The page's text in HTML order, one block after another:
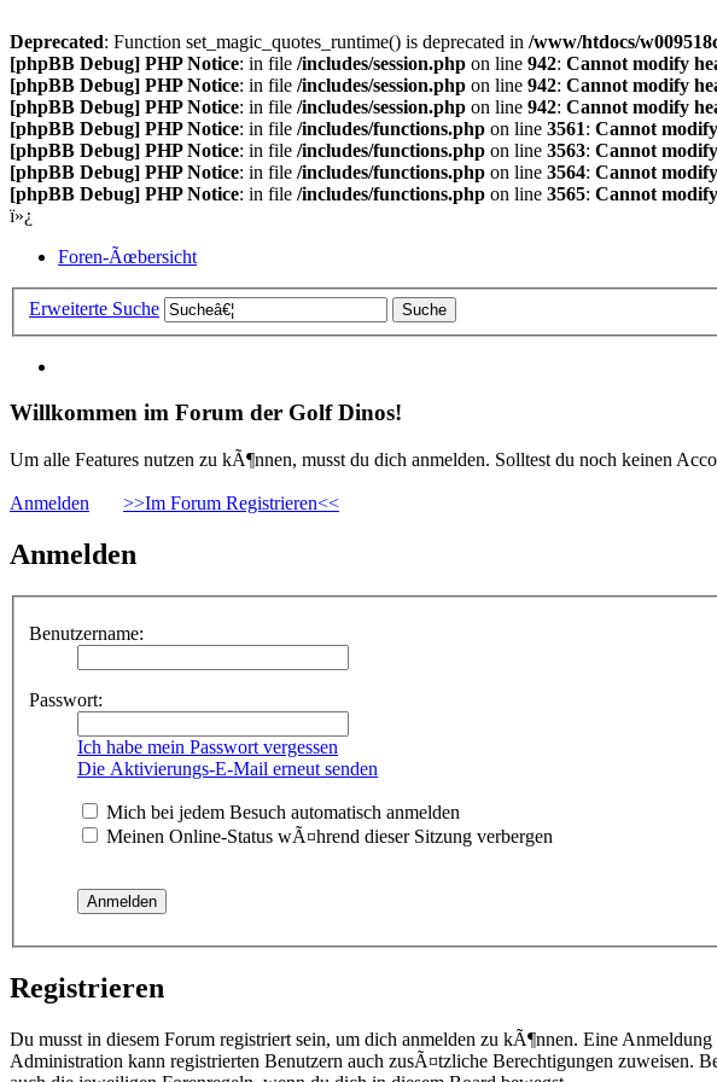
Deprecated: Function set_magic_quotes_runtime() is deprecated in /www/htdocs/
[phpBB Debug] PHP Notice: in file /includes/session.php on line 942: Cannot modify
[phpBB Debug] PHP Notice: in file /includes/session.php on line 942: Cannot modify
[phpBB Debug] PHP Notice: in file /includes/session.php on line 942: Cannot modify
[phpBB Debug] PHP Notice: in file /includes/functions.php on line 3561: Cannot
[phpBB Debug] PHP Notice: in file /includes/functions.php on line 3563: Cannot
[phpBB Debug] PHP Notice: in file /includes/functions.php on line 3564: Cannot
[phpBB Debug] PHP Notice: in file /includes/functions.php on line 3565: Cannot
ï»¿
Foren-Ãœbersicht
Erweiterte Suche
Willkommen im Forum der Golf Dinos!
Um alle Features nutzen zu kÃ¶nnen, musst du dich anmelden. Solltest du noch keinen
Anmelden >>Im Forum Registrieren<<
Anmelden
Benutzername:
Passwort:
Ich habe mein Passwort vergessen
Die Aktivierungs-E-Mail erneut senden
Mich bei jedem Besuch automatisch anmelden
Meinen Online-Status wÃ¤hrend dieser Sitzung verbergen
Registrieren
Du musst in diesem Forum registriert sein, um dich anmelden zu kÃ¶nnen. Eine
Administration kann registrierten Benutzern auch zusÃ¤tzliche Berechtigungen zuweisen.